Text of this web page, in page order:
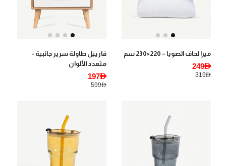
ميرا لحاف الصويا – 220×230 سم
249AED
319AED
فارييل طاولة سرير جانبية -
متعدد الألوان
197AED
599AED